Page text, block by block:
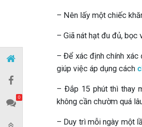
– Nên lấy một chiếc
– Giã nát hạt đu đủ,
– Để xác định chính xác
giúp việc áp dụng cách
– Đắp 15 phút thì thay
không cần chườm quá
– Duy trì mỗi ngày một
0